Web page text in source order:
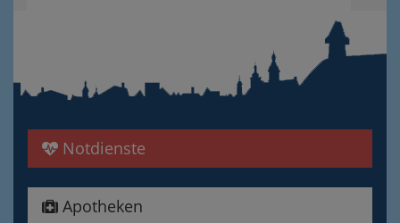
Notdienste
Apotheken